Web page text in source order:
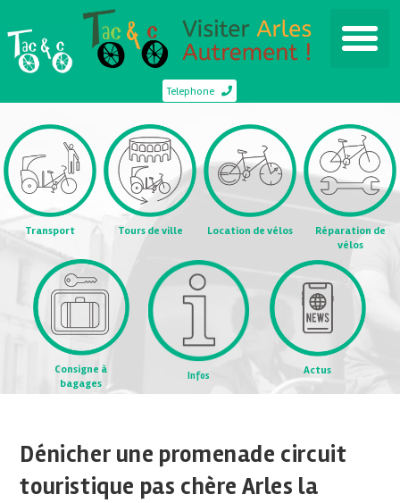
Telephone
Transport Tours de ville Location de vélos
Réparation de
vélos
Consigne à
bagages
Infos Actus
Dénicher une promenade circuit
touristique pas chère Arles la